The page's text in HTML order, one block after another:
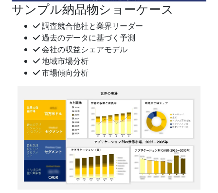
サンプル納品物ショーケース
調査競合他社と業界リーダー
過去のデータに基づく予測
会社の収益シェアモデル
地域市場分析
市場傾向分析